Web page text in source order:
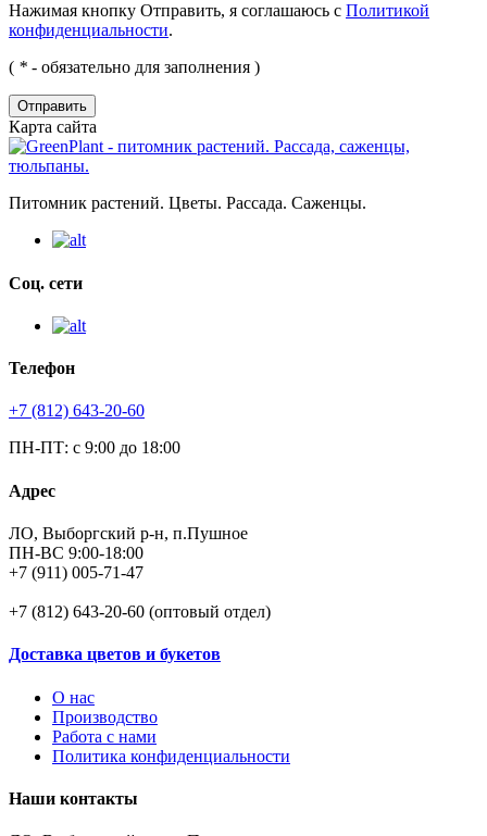
Нажимая кнопку Отправить, я соглашаюсь с Политикой
конфиденциальности.
( * - обязательно для заполнения )
Отправить
Карта сайта
Питомник растений. Цветы. Рассада. Саженцы.
Соц. сети
Телефон
+7 (812) 643-20-60
ПН-ПТ: с 9:00 до 18:00
Адрес
ЛО, Выборгский р-н, п.Пушное
ПН-ВС 9:00-18:00
+7 (911) 005-71-47
+7 (812) 643-20-60 (оптовый отдел)
Доставка цветов и букетов
О нас
Производство
Работа с нами
Политика конфиденциальности
Наши контакты